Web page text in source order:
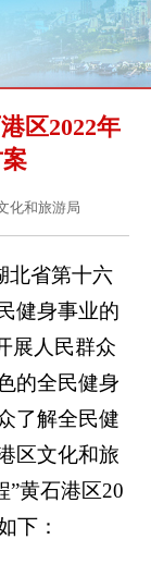
区2022年
化和旅游局
北省第十六
健身事业的
展人民群众
的全民健身
了解全民健
区文化和旅
”黄石港区20
下：